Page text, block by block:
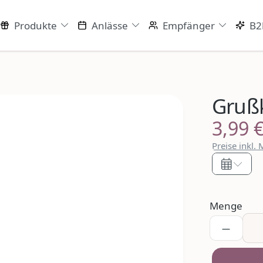
Produkte Anlässe Empfänger
Regulärer
3,99
Preise inkl.
Menge